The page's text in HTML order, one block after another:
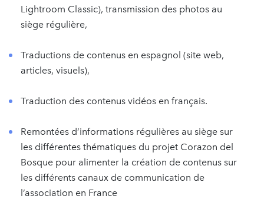
Lightroom Classic), transmission des photos au
siège régulière,
Traductions de contenus en espagnol (site web,
articles, visuels),
Traduction des contenus vidéos en français.
Remontées d’informations régulières au siège sur
les différentes thématiques du projet Corazon del
Bosque pour alimenter la création de contenus sur
les différents canaux de communication de
l’association en France